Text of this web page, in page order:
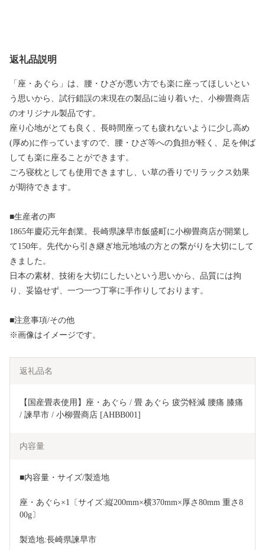
返礼品説明
「座・あぐら」は、腰・ひざが悪い方でも楽に座ってほしいとい
う思いから、試行錯誤の末現在の製品に辿り着いた、小柳畳商店
のオリジナル製品です。
座り心地がとても良く、長時間座っても疲れないように少し高め
(厚め)に作っていますので、腰・ひざ等への負担が軽く、足を伸ば
しても楽に座ることができます。
ごろ寝枕としても使用できますし、い草の香りでリラックス効果
が期待できます。
■生産者の声
1865年慶応元年創業。長崎県諫早市飯盛町に小柳畳商店が開業し
て150年。先代から引き継ぎ地元地域の方との繋がりを大切にして
きました。
日本の素材、技術を大切にしたいという思いから、品質には拘
り、妥協せず、一つ一つ丁寧に手作りしております。
■注意事項/その他
※画像はイメージです。
返礼品名
【国産畳表使用】座・あぐら / 畳 あぐら 疲労軽減 腰痛 膝痛
/ 諫早市 / 小柳畳商店 [AHBB001]
内容量
■内容量・サイズ/製造地
座・あぐら×1〔サイズ:縦200mm×横370mm×厚さ80mm 重さ8
00g〕
製造地:長崎県諫早市